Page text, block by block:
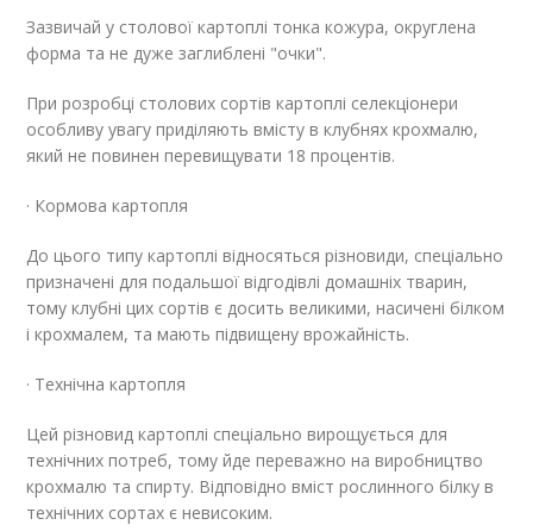
Зазвичай у столової картоплі тонка кожура, округлена
форма та не дуже заглиблені "очки".
При розробці столових сортів картоплі селекціонери
особливу увагу приділяють вмісту в клубнях крохмалю,
який не повинен перевищувати 18 процентів.
· Кормова картопля
До цього типу картоплі відносяться різновиди, спеціально
призначені для подальшої відгодівлі домашніх тварин,
тому клубні цих сортів є досить великими, насичені білком
і крохмалем, та мають підвищену врожайність.
· Технічна картопля
Цей різновид картоплі спеціально вирощується для
технічних потреб, тому йде переважно на виробництво
крохмалю та спирту. Відповідно вміст рослинного білку в
технічних сортах є невисоким.